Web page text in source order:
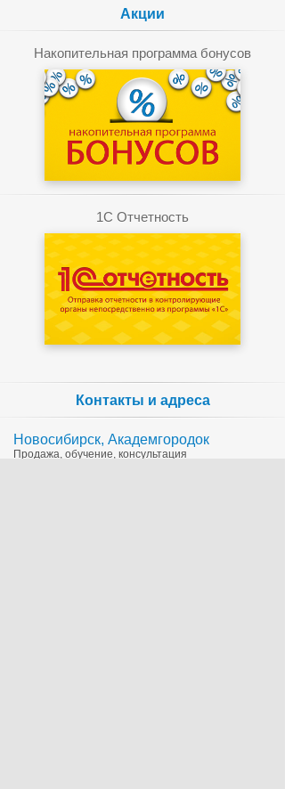
Акции
Накопительная программа бонусов
1C Отчетность
Контакты и адреса
Новосибирск, Академгородок
Продажа, обучение, консультация